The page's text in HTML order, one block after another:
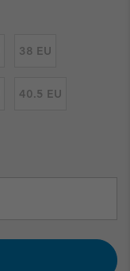
38 EU
40.5 EU